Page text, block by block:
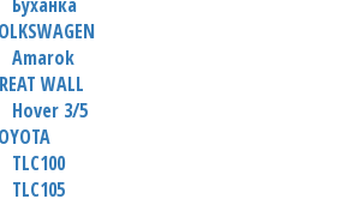
Amarok
WALL
Hover 3/5
TLC100
TLC105